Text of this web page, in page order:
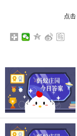
点击